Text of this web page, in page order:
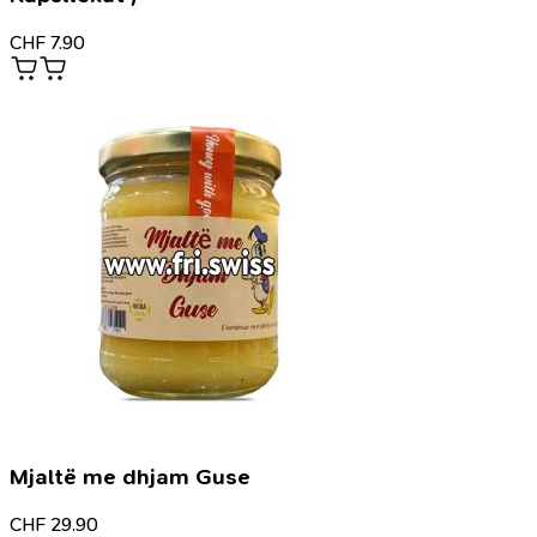
CHF 7.90
Mjaltë me dhjam Guse
CHF 29.90